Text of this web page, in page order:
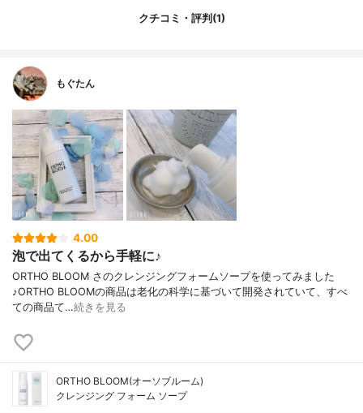
クチコミ・評判(1)
もぐたん
4.00
泡で出てくるから手軽に♪
ORTHO BLOOM さの クレンジングフォームソープを使ってみました
♪ ORTHO BLOOMの商品は老化の科学に基づいて開発されていて、すべ
ての商品て …続きを見る
ORTHO BLOOM(オーソブルーム)
クレンジング フォーム ソープ